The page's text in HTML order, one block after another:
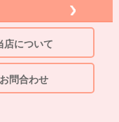
店について
お問合わせ